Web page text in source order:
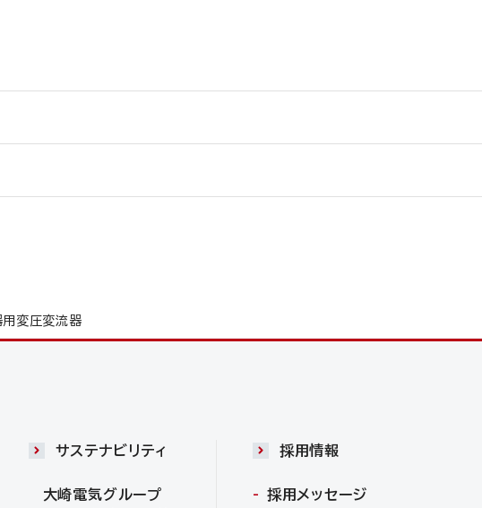
用変圧変流器
サステナビリティ
大崎電気グループ
採用情報
採用メッセージ